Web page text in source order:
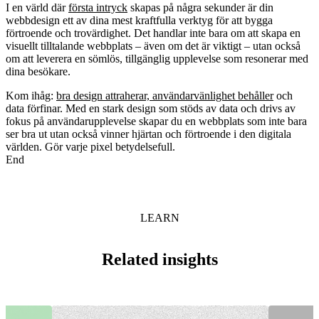
I en värld därförsta intryck skapas på några sekunder är din
webbdesign ett av dina mest kraftfulla verktyg för att bygga
förtroende och trovärdighet. Det handlar inte bara om att skapa en
visuellt tilltalande webbplats – även om det är viktigt – utan också
om att leverera en sömlös, tillgänglig upplevelse som resonerar med
dina besökare.
Kom ihåg: bra design attraherar, användarvänlighet behålleroch
data förfinar. Med en stark design som stöds av data och drivs av
fokus på användarupplevelse skapar du en webbplats som inte bara
ser bra ut utan också vinner hjärtan och förtroende i den digitala
världen. Gör varje pixel betydelsefull.
End
LEARN
Related insights